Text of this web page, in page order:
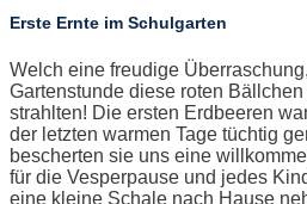
Erste Ernte im Schulgarten
Welch eine freudige
Gartenstunde diese roten
strahlten! Die ersten Erdbeeren
der letzten warmen Tage tüchtig
bescherten sie uns eine
für die Vesperpause und jedes
eine kleine Schale nach Hause